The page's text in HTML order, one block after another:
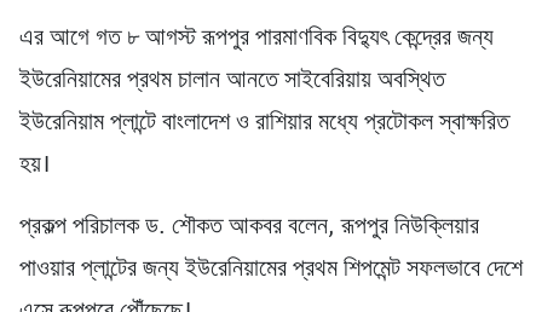
এর আগে গত ৮ আগস্ট রূপপুর পারমাণবিক বিদ্যুৎ কেন্দ্রের জন্য
ইউরেনিয়ামের প্রথম চালান আনতে সাইবেরিয়ায় অবস্থিত
ইউরেনিয়াম প্লান্টে বাংলাদেশ ও রাশিয়ার মধ্যে প্রটোকল স্বাক্ষরিত
হয়।
প্রকল্প পরিচালক ড. শৌকত আকবর বলেন, রূপপুর নিউক্লিয়ার
পাওয়ার প্লান্টের জন্য ইউরেনিয়ামের প্রথম শিপমেন্ট সফলভাবে দেশে